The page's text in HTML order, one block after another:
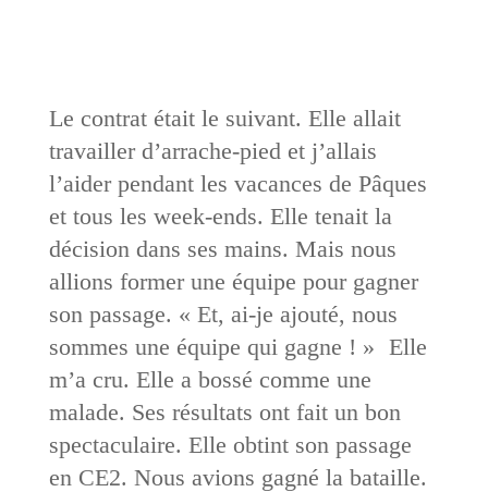
Le contrat était le suivant. Elle allait
travailler d’arrache-pied et j’allais
l’aider pendant les vacances de Pâques
et tous les week-ends. Elle tenait la
décision dans ses mains. Mais nous
allions former une équipe pour gagner
son passage. « Et, ai-je ajouté, nous
sommes une équipe qui gagne ! » Elle
m’a cru. Elle a bossé comme une
malade. Ses résultats ont fait un bon
spectaculaire. Elle obtint son passage
en CE2. Nous avions gagné la bataille.